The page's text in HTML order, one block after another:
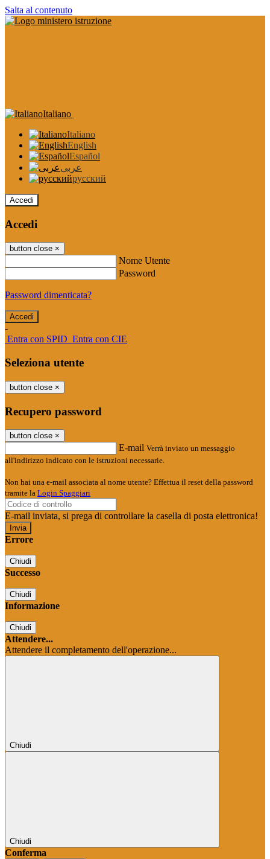
Salta al contenuto
Italiano
Italiano
English
Español
عربى
русский
Accedi
Accedi
button close ×
Nome Utente
Password
Password dimenticata?
-
Entra con SPID Entra con CIE
Seleziona utente
button close ×
Recupero password
button close ×
E-mail Verrà inviato un messaggio
all'indirizzo indicato con le istruzioni necessarie.
Non hai una e-mail associata al nome utente? Effettua il reset della password
tramite la Login Spaggiari
E-mail inviata, si prega di controllare la casella di posta elettronica!
Errore
Chiudi
Successo
Chiudi
Informazione
Chiudi
Attendere...
Attendere il completamento dell'operazione...
Chiudi
Chiudi
Conferma